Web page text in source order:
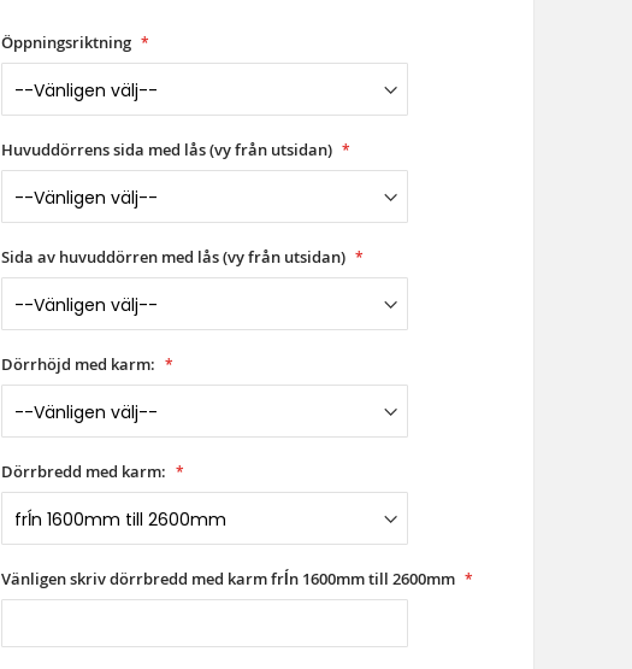
Öppningsriktning
Huvuddörrens sida med lås (vy från utsidan)
Sida av huvuddörren med lås (vy från utsidan)
Dörrhöjd med karm:
Dörrbredd med karm:
Vänligen skriv dörrbredd med karm frĺn 1600mm till 2600mm